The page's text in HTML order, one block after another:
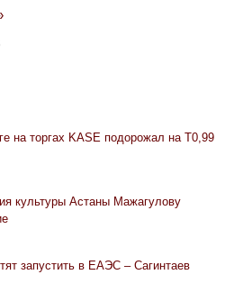
на торгах KASE подорожал на Т0,99
культуры Астаны Мажагулову
запустить в ЕАЭС – Сагинтаев